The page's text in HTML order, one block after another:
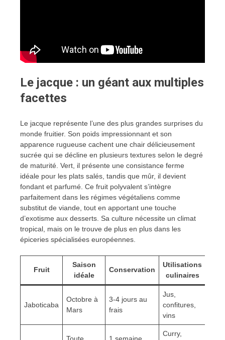
Le jacque : un géant aux multiples
facettes
Le jacque représente l’une des plus grandes surprises du
monde fruitier. Son poids impressionnant et son
apparence rugueuse cachent une chair délicieusement
sucrée qui se décline en plusieurs textures selon le degré
de maturité. Vert, il présente une consistance ferme
idéale pour les plats salés, tandis que mûr, il devient
fondant et parfumé. Ce fruit polyvalent s’intègre
parfaitement dans les régimes végétaliens comme
substitut de viande, tout en apportant une touche
d’exotisme aux desserts. Sa culture nécessite un climat
tropical, mais on le trouve de plus en plus dans les
épiceries spécialisées européennes.
Fruit
Saison
idéale
Conservation
Utilisations
culinaires
Jaboticaba
Octobre à
Mars
3-4 jours au
frais
Jus,
confitures,
vins
Curry,